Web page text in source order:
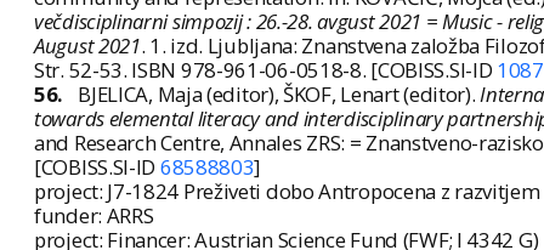
večdisciplinarni simpozij : 26.-28. avgust 2021 = Music -
August 2021. 1. izd. Ljubljana: Znanstvena založba
Str. 52-53. ISBN 978-961-06-0518-8. [COBISS.SI-ID
56.
BJELICA, Maja (editor), ŠKOF, Lenart (editor).
towards elemental literacy and interdisciplinary
and Research Centre, Annales ZRS: = Znanstveno-
[COBISS.SI-ID 68588803]
project: J7-1824 Preživeti dobo Antropocena z
funder: ARRS
project: Financer: Austrian Science Fund (FWF; I 4342 G)